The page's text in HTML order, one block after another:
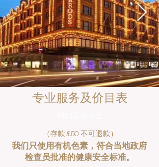
专业服务及价目表
（存款 £50 不可退款）
我们只使用有机色素，符合当地政府
检查员批准的健康安全标准。